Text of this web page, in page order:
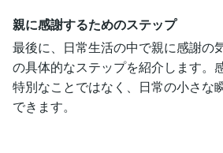
親に感謝するためのステップ
最後に、日常生活の中で親に感謝の
の具体的なステップを紹介します。
特別なことではなく、日常の小さな
できます。